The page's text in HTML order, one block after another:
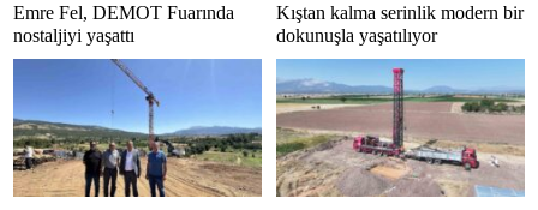
Emre Fel, DEMOT Fuarında
nostaljiyi yaşattı
Kıştan kalma serinlik modern bir
dokunuşla yaşatılıyor